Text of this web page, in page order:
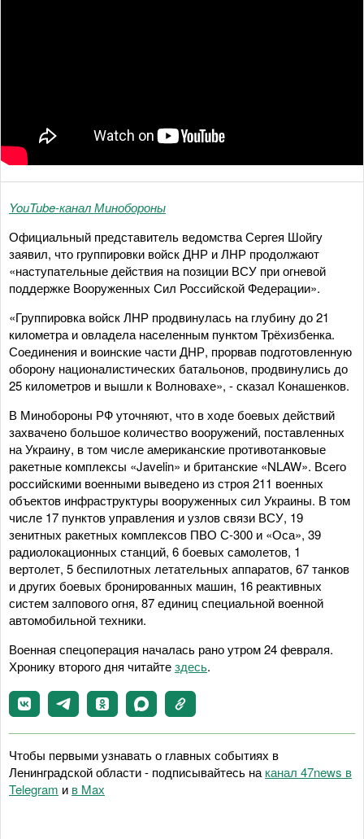
YouTube-канал Минобороны
Официальный представитель ведомства Сергея Шойгу
заявил, что группировки войск ДНР и ЛНР продолжают
«наступательные действия на позиции ВСУ при огневой
поддержке Вооруженных Сил Российской Федерации».
«Группировка войск ЛНР продвинулась на глубину до 21
километра и овладела населенным пунктом Трёхизбенка.
Соединения и воинские части ДНР, прорвав подготовленную
оборону националистических батальонов, продвинулись до
25 километров и вышли к Волновахе», - сказал Конашенков.
В Минобороны РФ уточняют, что в ходе боевых действий
захвачено большое количество вооружений, поставленных
на Украину, в том числе американские противотанковые
ракетные комплексы «Javelin» и британские «NLAW». Всего
российскими военными выведено из строя 211 военных
объектов инфраструктуры вооруженных сил Украины. В том
числе 17 пунктов управления и узлов связи ВСУ, 19
зенитных ракетных комплексов ПВО С-300 и «Оса», 39
радиолокационных станций, 6 боевых самолетов, 1
вертолет, 5 беспилотных летательных аппаратов, 67 танков
и других боевых бронированных машин, 16 реактивных
систем залпового огня, 87 единиц специальной военной
автомобильной техники.
Военная спецоперация началась рано утром 24 февраля.
Хронику второго дня читайтездесь.
Чтобы первыми узнавать о главных событиях в
Ленинградской области - подписывайтесь на канал 47news в
Telegram и в Maх